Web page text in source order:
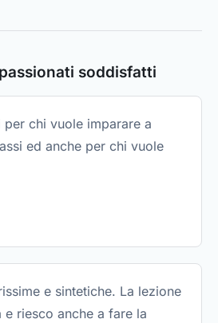
soddisfatti
chi vuole imparare a
ed anche per chi vuole
e sintetiche. La lezione
riesco anche a fare la